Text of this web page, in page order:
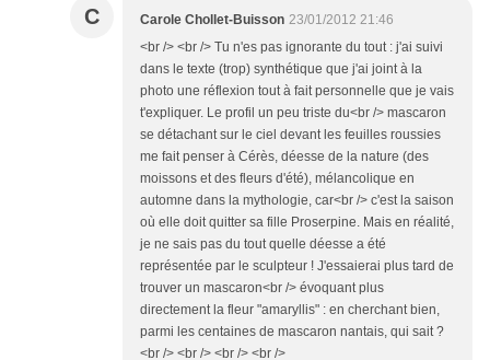
C Carole Chollet-Buisson 23/01/2012 21:46
<br /> <br /> Tu n'es pas ignorante du tout : j'ai suivi
dans le texte (trop) synthétique que j'ai joint à la
photo une réflexion tout à fait personnelle que je vais
t'expliquer. Le profil un peu triste du<br /> mascaron
se détachant sur le ciel devant les feuilles roussies
me fait penser à Cérès, déesse de la nature (des
moissons et des fleurs d'été), mélancolique en
automne dans la mythologie, car<br /> c'est la saison
où elle doit quitter sa fille Proserpine. Mais en réalité,
je ne sais pas du tout quelle déesse a été
représentée par le sculpteur ! J'essaierai plus tard de
trouver un mascaron<br /> évoquant plus
directement la fleur "amaryllis" : en cherchant bien,
parmi les centaines de mascaron nantais, qui sait ?
<br /> <br /> <br /> <br />